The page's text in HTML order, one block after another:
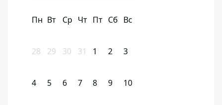
Пн Вт Ср Чт Пт Сб Вс
28 29 30 31 1 2 3
4 5 6 7 8 9 10